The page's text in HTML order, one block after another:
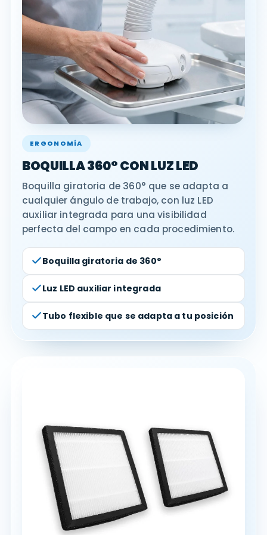
ERGONOMÍA
BOQUILLA 360° CON LUZ LED
Boquilla giratoria de 360° que se adapta a
cualquier ángulo de trabajo, con luz LED
auxiliar integrada para una visibilidad
perfecta del campo en cada procedimiento.
Boquilla giratoria de 360°
Luz LED auxiliar integrada
Tubo flexible que se adapta a tu posición